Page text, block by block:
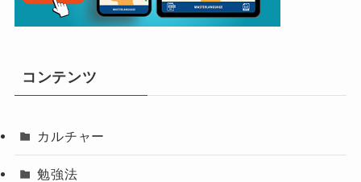
コンテンツ
カルチャー
勉強法